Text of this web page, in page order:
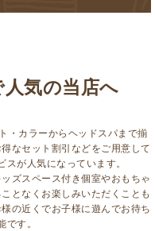
気の当店へ
・カラーからヘッドスパまで揃
なセット割引などをご用意して
が人気になっています。
ズスペース付き個室やおもちゃ
となくお楽しみいただくことも
の近くでお子様に遊んでお待ち
です。